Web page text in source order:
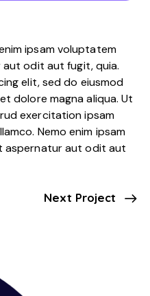
ipsam voluptatem
odit aut fugit, quia.
elit, sed do eiusmod
dolore magna aliqua. Ut
exercitation ipsam
Nemo enim ipsam
aspernatur aut odit aut
Next Project